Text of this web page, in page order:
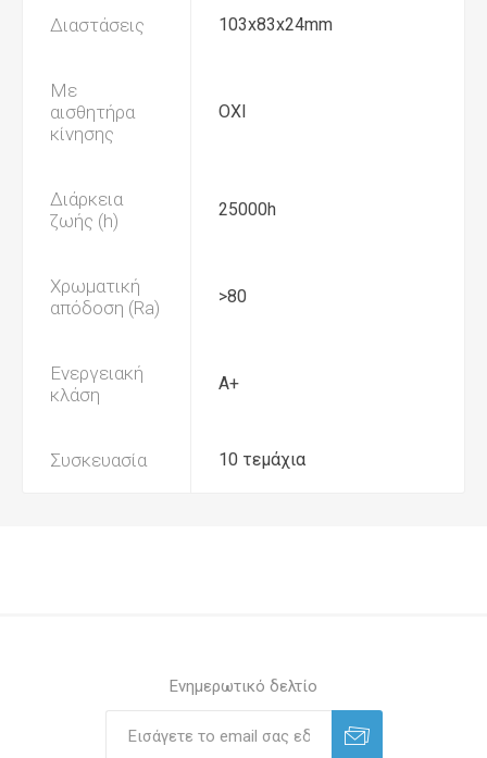
Διαστάσεις 103x83x24mm
Με
αισθητήρα
κίνησης
ΟΧΙ
Διάρκεια
ζωής (h)
25000h
Χρωματική
απόδοση (Ra)
>80
Ενεργειακή
κλάση
Α+
Συσκευασία 10 τεμάχια
Ενημερωτικό δελτίο